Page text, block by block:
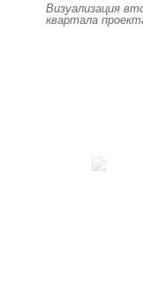
Визуализация
квартала